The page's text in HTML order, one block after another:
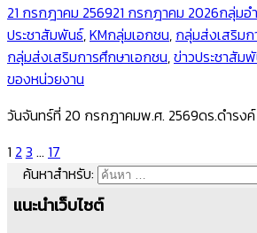
21 กรกฎาคม 256921 กรกฎาคม 2026กลุ่มอ
ประชาสัมพันธ์,KMกลุ่มเอกชน, กลุ่มส่งเสริม
กลุ่มส่งเสริมการศึกษาเอกชน,ข่าวประชาสัม
ของหน่วยงาน
วันจันทร์ที่ 20 กรกฎาคมพ.ศ. 2569ดร.ดำรง
1 2 3 … 17
ค้นหาสำหรับ:
แนะนำเว็บไซต์